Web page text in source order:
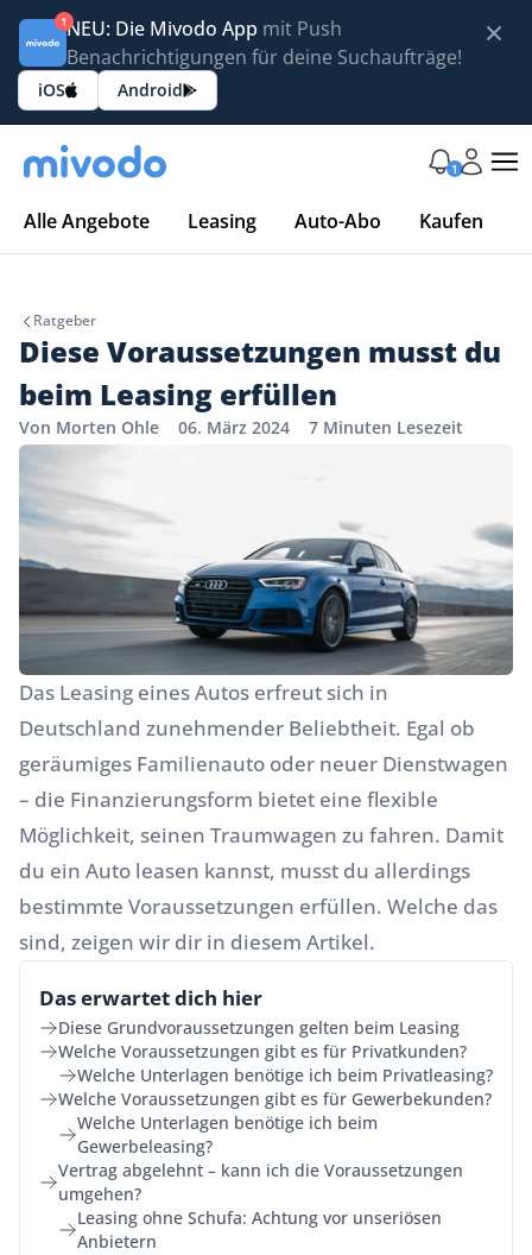
1NEU: Die Mivodo App mit Push
Benachrichtigungen für deine Suchaufträge!
iOS Android
1
Alle Angebote Leasing Auto-Abo Kaufen
Ratgeber
Diese Voraussetzungen musst du
beim Leasing erfüllen
Von Morten Ohle 06. März 2024 7 Minuten Lesezeit
Das Leasing eines Autos erfreut sich in
Deutschland zunehmender Beliebtheit. Egal ob
geräumiges Familienauto oder neuer Dienstwagen
– die Finanzierungsform bietet eine flexible
Möglichkeit, seinen Traumwagen zu fahren. Damit
du ein Auto leasen kannst, musst du allerdings
bestimmte Voraussetzungen erfüllen. Welche das
sind, zeigen wir dir in diesem Artikel.
Das erwartet dich hier
Diese Grundvoraussetzungen gelten beim Leasing
Welche Voraussetzungen gibt es für Privatkunden?
Welche Unterlagen benötige ich beim Privatleasing?
Welche Voraussetzungen gibt es für Gewerbekunden?
Welche Unterlagen benötige ich beim
Gewerbeleasing?
Vertrag abgelehnt – kann ich die Voraussetzungen
umgehen?
Leasing ohne Schufa: Achtung vor unseriösen
Anbietern